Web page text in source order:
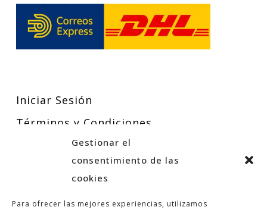
Gestionar el
consentimiento de las
cookies
Para ofrecer las mejores experiencias, utilizamos
Iniciar Sesión
Términos y Condiciones
Política de Privacidad
Política de Cookies